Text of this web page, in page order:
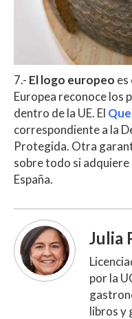
7.- El logo europeo es
Europea reconoce los
dentro de la UE. El
correspondiente a la
Protegida. Otra
sobre todo si
España.
Julia
por la
libros y